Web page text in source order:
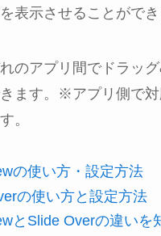
表示させることができ
のアプリ間でドラッ
ます。※アプリ側で
。
の使い方・設定方法
の使い方と設定方法
とSlide Overの違いを